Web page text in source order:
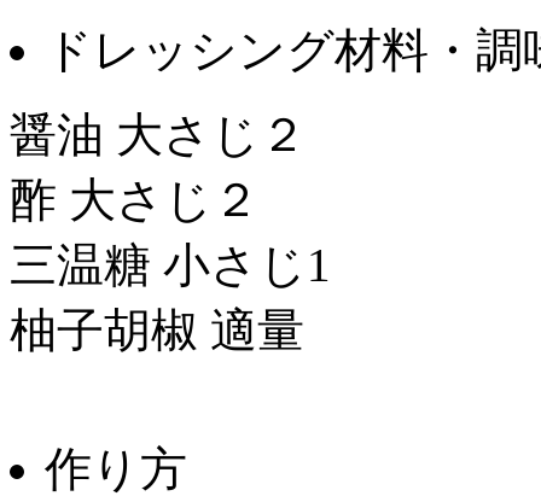
ドレッシング材料・調
醤油 大さじ２
酢 大さじ２
三温糖 小さじ1
柚子胡椒 適量
作り方